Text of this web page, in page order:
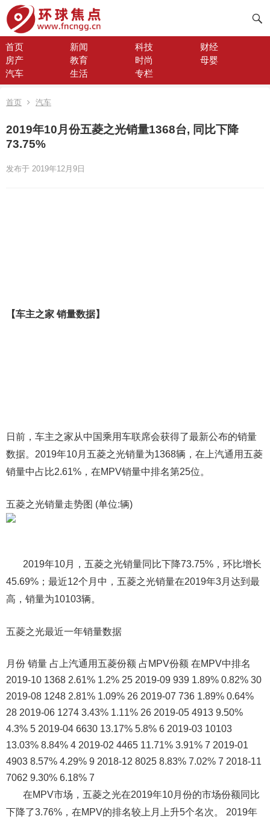
首页 新闻 科技
财经
房产
教育 时尚
母婴
汽车
生活 专栏
首页 汽车
2019年10月份五菱之光销量1368台, 同比下降
73.75%
发布于 2019年12月9日
【车主之家 销量数据】
日前，车主之家从中国乘用车联席会获得了最新公布的销量
数据。2019年10月五菱之光销量为1368辆，在上汽通用五菱
销量中占比2.61%，在MPV销量中排名第25位。
五菱之光销量走势图 (单位:辆)
2019年10月，五菱之光销量同比下降73.75%，环比增长
45.69%；最近12个月中，五菱之光销量在2019年3月达到最
高，销量为10103辆。
五菱之光最近一年销量数据
月份 销量 占上汽通用五菱份额 占MPV份额 在MPV中排名
2019-10 1368 2.61% 1.2% 25 2019-09 939 1.89% 0.82% 30
2019-08 1248 2.81% 1.09% 26 2019-07 736 1.89% 0.64%
28 2019-06 1274 3.43% 1.11% 26 2019-05 4913 9.50%
4.3% 5 2019-04 6630 13.17% 5.8% 6 2019-03 10103
13.03% 8.84% 4 2019-02 4465 11.71% 3.91% 7 2019-01
4903 8.57% 4.29% 9 2018-12 8025 8.83% 7.02% 7 2018-11
7062 9.30% 6.18% 7
在MPV市场，五菱之光在2019年10月份的市场份额同比
下降了3.76%，在MPV的排名较上月上升5个名次。 2019年